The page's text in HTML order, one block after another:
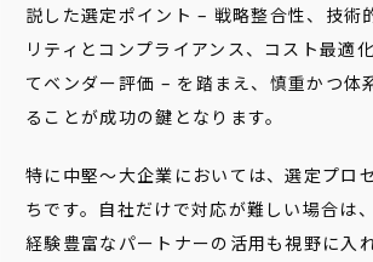
説した選定ポイント – 戦略整合性、技術
リティとコンプライアンス、コスト最適
てベンダー評価 – を踏まえ、慎重かつ体
ることが成功の鍵となります。
特に中堅〜大企業においては、選定プロ
ちです。自社だけで対応が難しい場合は
経験豊富なパートナーの活用も視野に入